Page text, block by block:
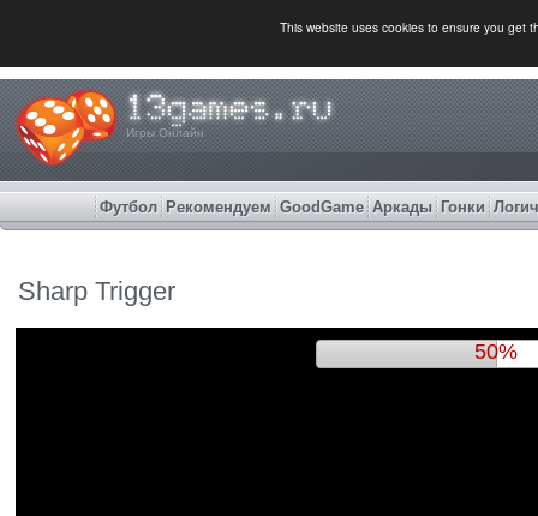
This website uses cookies to ensure you get
Игры Онлайн
Футбол Рекомендуем GoodGame Аркады Гонки
Sharp Trigger
53%